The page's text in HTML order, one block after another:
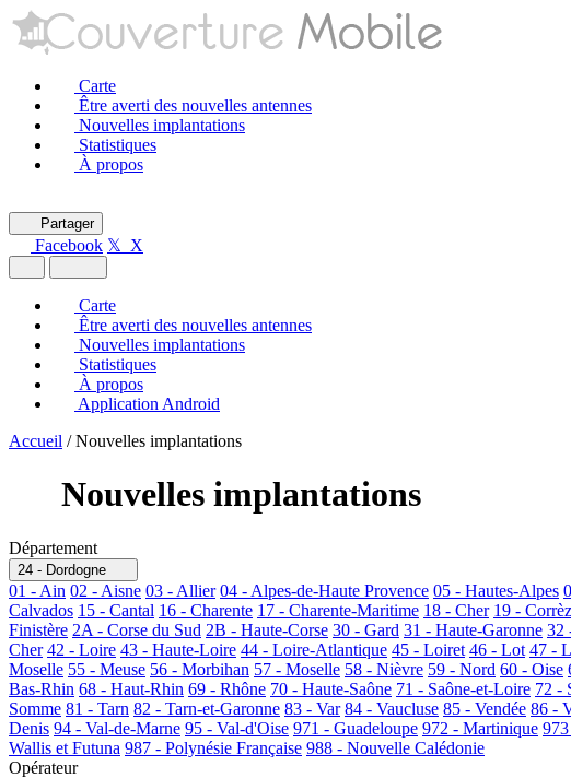
Carte
Être averti des nouvelles antennes
Nouvelles implantations
Statistiques
À propos
Partager
Facebook 𝕏 X
Carte
Être averti des nouvelles antennes
Nouvelles implantations
Statistiques
À propos
Application Android
Accueil / Nouvelles implantations
Nouvelles implantations
Département
24 - Dordogne
01 - Ain 02 - Aisne 03 - Allier 04 - Alpes-de-Haute Provence 05 - Hautes-Alpes
Calvados 15 - Cantal 16 - Charente 17 - Charente-Maritime 18 - Cher 19 -
Finistère 2A - Corse du Sud 2B - Haute-Corse 30 - Gard 31 - Haute-Garonne 32
Cher 42 - Loire 43 - Haute-Loire 44 - Loire-Atlantique 45 - Loiret 46 - Lot 47 -
Moselle 55 - Meuse 56 - Morbihan 57 - Moselle 58 - Nièvre 59 - Nord 60 - Oise
Bas-Rhin 68 - Haut-Rhin 69 - Rhône 70 - Haute-Saône 71 - Saône-et-Loire 72 -
Somme 81 - Tarn 82 - Tarn-et-Garonne 83 - Var 84 - Vaucluse 85 - Vendée 86 -
Denis 94 - Val-de-Marne 95 - Val-d'Oise 971 - Guadeloupe 972 - Martinique
Wallis et Futuna 987 - Polynésie Française 988 - Nouvelle Calédonie
Opérateur